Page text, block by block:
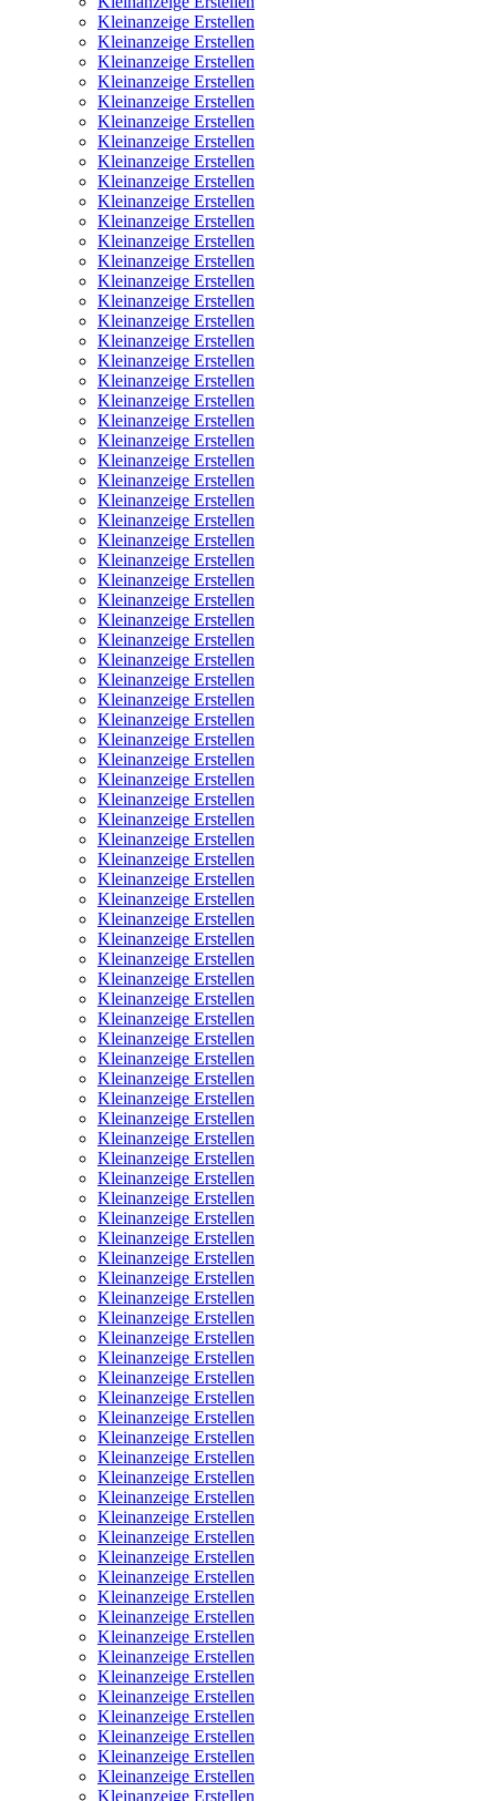
Kleinanzeige Erstellen
Kleinanzeige Erstellen
Kleinanzeige Erstellen
Kleinanzeige Erstellen
Kleinanzeige Erstellen
Kleinanzeige Erstellen
Kleinanzeige Erstellen
Kleinanzeige Erstellen
Kleinanzeige Erstellen
Kleinanzeige Erstellen
Kleinanzeige Erstellen
Kleinanzeige Erstellen
Kleinanzeige Erstellen
Kleinanzeige Erstellen
Kleinanzeige Erstellen
Kleinanzeige Erstellen
Kleinanzeige Erstellen
Kleinanzeige Erstellen
Kleinanzeige Erstellen
Kleinanzeige Erstellen
Kleinanzeige Erstellen
Kleinanzeige Erstellen
Kleinanzeige Erstellen
Kleinanzeige Erstellen
Kleinanzeige Erstellen
Kleinanzeige Erstellen
Kleinanzeige Erstellen
Kleinanzeige Erstellen
Kleinanzeige Erstellen
Kleinanzeige Erstellen
Kleinanzeige Erstellen
Kleinanzeige Erstellen
Kleinanzeige Erstellen
Kleinanzeige Erstellen
Kleinanzeige Erstellen
Kleinanzeige Erstellen
Kleinanzeige Erstellen
Kleinanzeige Erstellen
Kleinanzeige Erstellen
Kleinanzeige Erstellen
Kleinanzeige Erstellen
Kleinanzeige Erstellen
Kleinanzeige Erstellen
Kleinanzeige Erstellen
Kleinanzeige Erstellen
Kleinanzeige Erstellen
Kleinanzeige Erstellen
Kleinanzeige Erstellen
Kleinanzeige Erstellen
Kleinanzeige Erstellen
Kleinanzeige Erstellen
Kleinanzeige Erstellen
Kleinanzeige Erstellen
Kleinanzeige Erstellen
Kleinanzeige Erstellen
Kleinanzeige Erstellen
Kleinanzeige Erstellen
Kleinanzeige Erstellen
Kleinanzeige Erstellen
Kleinanzeige Erstellen
Kleinanzeige Erstellen
Kleinanzeige Erstellen
Kleinanzeige Erstellen
Kleinanzeige Erstellen
Kleinanzeige Erstellen
Kleinanzeige Erstellen
Kleinanzeige Erstellen
Kleinanzeige Erstellen
Kleinanzeige Erstellen
Kleinanzeige Erstellen
Kleinanzeige Erstellen
Kleinanzeige Erstellen
Kleinanzeige Erstellen
Kleinanzeige Erstellen
Kleinanzeige Erstellen
Kleinanzeige Erstellen
Kleinanzeige Erstellen
Kleinanzeige Erstellen
Kleinanzeige Erstellen
Kleinanzeige Erstellen
Kleinanzeige Erstellen
Kleinanzeige Erstellen
Kleinanzeige Erstellen
Kleinanzeige Erstellen
Kleinanzeige Erstellen
Kleinanzeige Erstellen
Kleinanzeige Erstellen
Kleinanzeige Erstellen
Kleinanzeige Erstellen
Kleinanzeige Erstellen